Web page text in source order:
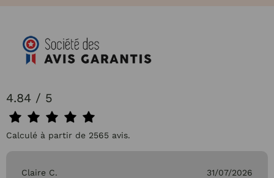
4.84 / 5
Calculé à partir de 2565 avis.
Claire C. 31/07/2026